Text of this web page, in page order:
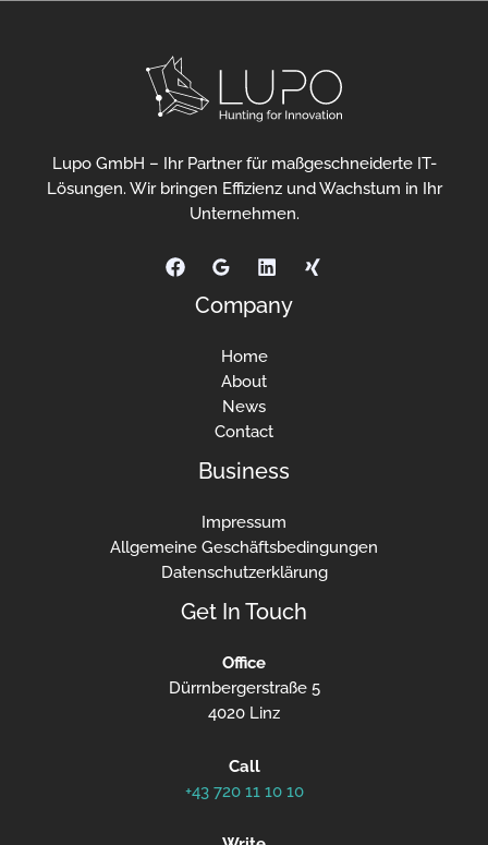
Lupo GmbH – Ihr Partner für maßgeschneiderte IT-
Lösungen. Wir bringen Effizienz und Wachstum in Ihr
Unternehmen.
Company
Home
About
News
Contact
Business
Impressum
Allgemeine Geschäftsbedingungen
Datenschutzerklärung
Get In Touch
Office
Dürrnbergerstraße 5
4020 Linz
Call
+43 720 11 10 10